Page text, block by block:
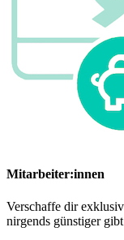
Mitarbeiter:innen
Verschaffe dir
nirgends günstiger